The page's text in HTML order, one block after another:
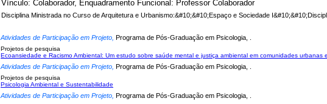
Vínculo: Colaborador, Enquadramento Funcional: Professor Colaborador
Disciplina Ministrada no Curso de Arquitetura e Urbanismo:&#10;&#10;Espaço e Sociedade
Atividades de Participação em Projeto, Programa de Pós-Graduação em Psicologia, .
Projetos de pesquisa
Ecoansiedade e Racismo Ambiental: Um estudo sobre saúde mental e justiça ambiental em comunidades urbanas
Atividades de Participação em Projeto, Programa de Pós-Graduação em Psicologia, .
Projetos de pesquisa
Psicologia Ambiental e Sustentabilidade
Atividades de Participação em Projeto, Programa de Pós-Graduação em Psicologia, .